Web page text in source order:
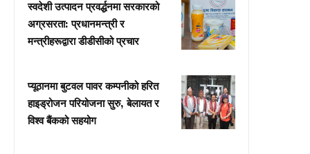
स्वदेशी उत्पादन प्रवर्द्धनमा सरकारको
अग्रसरता: प्रधानमन्त्री र
मन्त्रीहरूद्वारा डीडीसीको प्रचार
प्यूठानमा बुटवल पावर कम्पनीको हरित
हाइड्रोजन परियोजना सुरु, बेलायत र
विश्व बैंकको सहयोग